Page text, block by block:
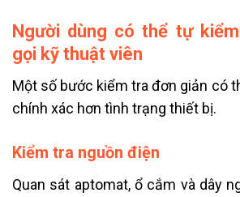
Người dùng có thể tự
gọi kỹ thuật viên
Một số bước kiểm tra đơn giản có
chính xác hơn tình trạng thiết bị.
Kiểm tra nguồn điện
Quan sát aptomat, ổ cắm và dây